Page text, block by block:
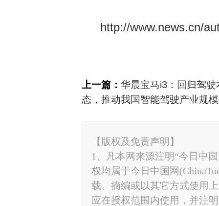
http://www.news.cn/
上一篇： 华晨宝马i3：回归驾驶
态，推动我国智能驾驶产业规
【版权及免责声明】
1、凡本网来源注明“今日中
权均属于今日中国网
载、摘编或以其它方式使用
应在授权范围内使用，并注